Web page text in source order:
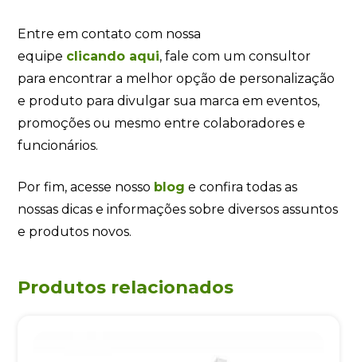
Entre em contato com nossa
equipe clicando aqui, fale com um consultor
para encontrar a melhor opção de personalização
e produto para divulgar sua marca em eventos,
promoções ou mesmo entre colaboradores e
funcionários.
Por fim, acesse nosso blog e confira todas as
nossas dicas e informações sobre diversos assuntos
e produtos novos.
Produtos relacionados